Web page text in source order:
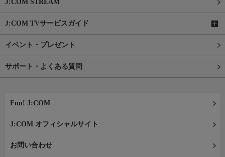
J:COM STREAM
J:COM TVサービスガイド
イベント・プレゼント
サポート・よくある質問
Fun! J:COM
J:COM オフィシャルサイト
お問い合わせ